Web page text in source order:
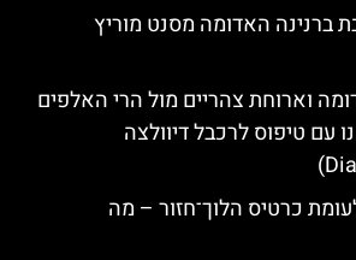
ברנינה האדומה מסנט מוריץ
וארוחת צהריים מול הרי האלפים
עם טיפוס לרכבל דיוולצה
כרטיס הלוך־חזור – מה